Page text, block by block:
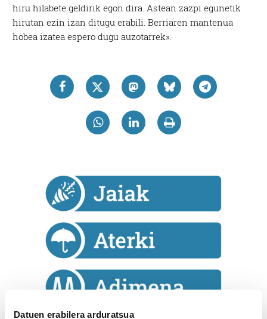
Datuen erabilera arduratsua
hiru hilabete geldirik egon dira. Astean zazpi egunetik
hirutan ezin izan ditugu erabili. Berriaren mantenua
hobea izatea espero dugu auzotarrek».